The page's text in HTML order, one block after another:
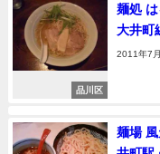
品川区
麺処
大井町
2011年7
麺場